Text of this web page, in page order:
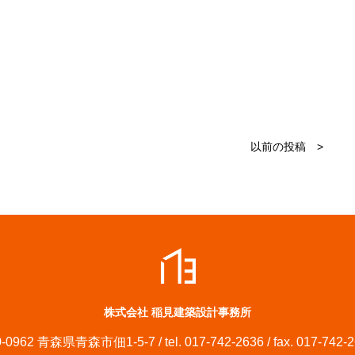
以前の投稿 >
株式会社 稲見建築設計事務所
0962 青森県青森市佃1-5-7 / tel. 017-742-2636 / fax. 017-742-